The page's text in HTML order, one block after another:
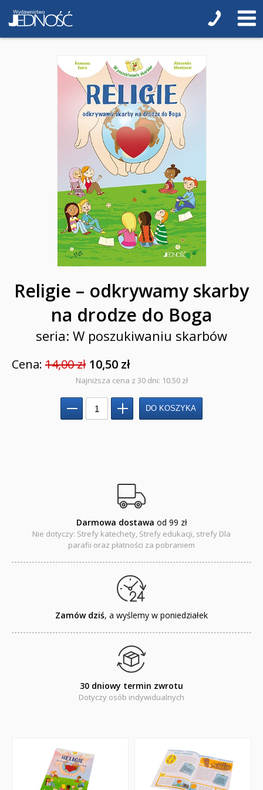
Encyklopedie i leksykony
Duchowość, literatura chrześcijańska
Pierwsza Komunia Święta
Biblie na I Komunię Świętą
Biblie na I Komunię Świętą z grawerem i torbą
Pamiątki pierwszokomunijne
Przygotowanie do I Komunii Świętej (katecheza
parafialna)
Poradniki katolickie
Obrazki
Pomoce duszpasterskie i homiletyczne
Pomoce katechetyczne
Książki religijne dla dzieci
Regionalne
QUIZY, ŁAMIGŁÓWKI TERAZ -35% TANIEJ
KAKADU - książki interaktywne z piórem
JUPI JO! - książki kartonowe dla najmłodszych
Adwent i Boże Narodzenie
Encyklopedie, leksykony
Edukacja przyrodnicza - Życie bez granic
Religie – odkrywamy skarby
na drodze do Boga
seria: W poszukiwaniu skarbów
Cena: 14,00 zł 10,50 zł
Najniższa cena z 30 dni: 10.50 zł
Darmowa dostawa od 99 zł
Nie dotyczy: Strefy katechety, Strefy edukacji, strefy Dla
parafii oraz płatności za pobraniem
Zamów dziś, a wyślemy w poniedziałek
30 dniowy termin zwrotu
Dotyczy osób indywidualnych